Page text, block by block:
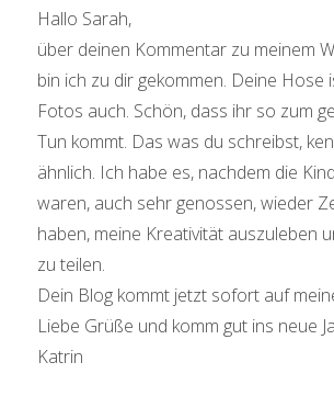
Hallo Sarah,
über deinen Kommentar zu meinem
bin ich zu dir gekommen. Deine Hose
Fotos auch. Schön, dass ihr so zum
Tun kommt. Das was du schreibst,
ähnlich. Ich habe es, nachdem die
waren, auch sehr genossen, wieder
haben, meine Kreativität auszuleben
zu teilen.
Dein Blog kommt jetzt sofort auf
Liebe Grüße und komm gut ins neue
Katrin